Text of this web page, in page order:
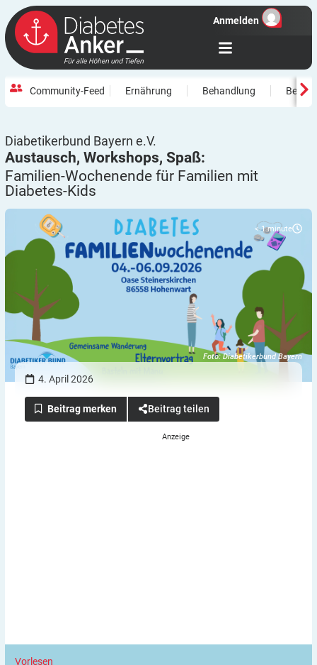
Anmelden
Community-Feed Ernährung Behandlung
Diabetikerbund Bayern e.V.
Austausch, Workshops, Spaß:
Familien-Wochenende für Familien mit
Diabetes-Kids
< 1 minute
Foto: Diabetikerbund Bayern
4. April 2026
Beitrag teilen
Vorlesen